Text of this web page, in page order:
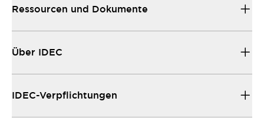
Ressourcen und Dokumente
Über IDEC
IDEC-Verpflichtungen